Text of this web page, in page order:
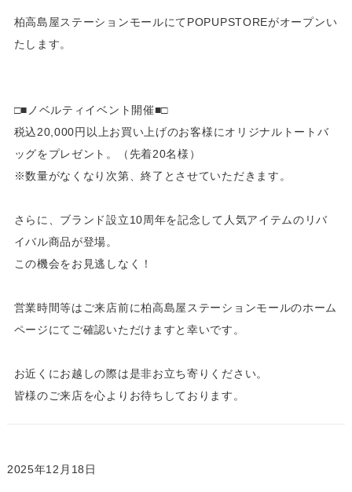
柏高島屋ステーションモールにてPOPUPSTOREがオープンい
たします。
□■ノベルティイベント開催■□
税込20,000円以上お買い上げのお客様にオリジナルトートバ
ッグをプレゼント。（先着20名様）
※数量がなくなり次第、終了とさせていただきます。
さらに、ブランド設立10周年を記念して人気アイテムのリバ
イバル商品が登場。
この機会をお見逃しなく！
営業時間等はご来店前に柏高島屋ステーションモールのホーム
ページにてご確認いただけますと幸いです。
お近くにお越しの際は是非お立ち寄りください。
皆様のご来店を心よりお待ちしております。
2025年12月18日